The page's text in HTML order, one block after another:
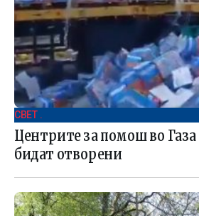
СВЕТ .
Центрите за помош во
бидат отворени